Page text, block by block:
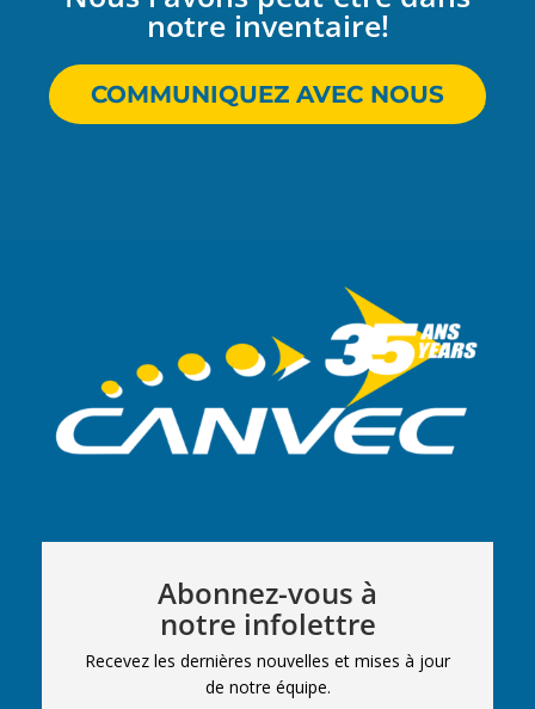
notre inventaire!
COMMUNIQUEZ AVEC NOUS
Abonnez-vous à
notre infolettre
Recevez les dernières nouvelles et mises à jour
de notre équipe.